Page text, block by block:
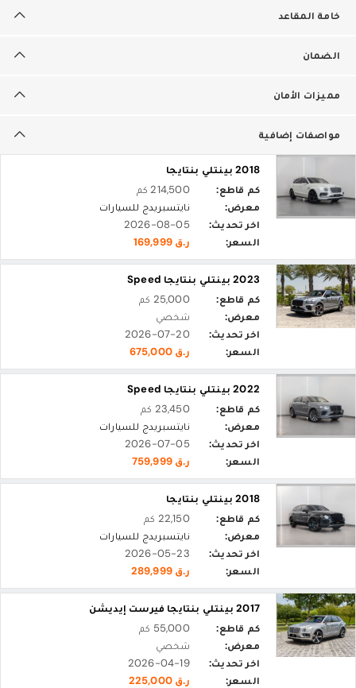
خامة المقاعد
الضمان
مميزات الأمان
مواصفات إضافية
2018 بينتلي بنتايجا
كم قاطع:
214,500 كم
معرض:
نايتسبريدج للسيارات
اخر تحديث:
2026-08-05
السعر:
ر.ق 169,999
2023 بينتلي بنتايجا Speed
كم قاطع:
25,000 كم
معرض:
شخصي
اخر تحديث:
2026-07-20
السعر:
ر.ق 675,000
2022 بينتلي بنتايجا Speed
كم قاطع:
23,450 كم
معرض:
نايتسبريدج للسيارات
اخر تحديث:
2026-07-05
السعر:
ر.ق 759,999
2018 بينتلي بنتايجا
كم قاطع:
22,150 كم
معرض:
نايتسبريدج للسيارات
اخر تحديث:
2026-05-23
السعر:
ر.ق 289,999
2017 بينتلي بنتايجا فيرست إيديشن
كم قاطع:
55,000 كم
معرض:
شخصي
اخر تحديث:
2026-04-19
السعر:
ر.ق 225,000